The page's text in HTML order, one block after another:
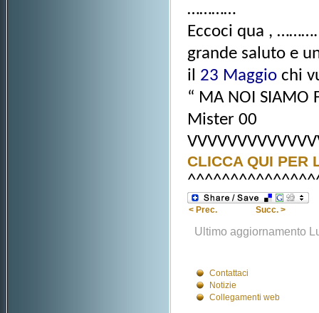
…………
Eccoci qua , ……….
grande saluto e
il 23 Maggio chi
“ MA NOI SIAMO
Mister 00
CLICCA QUI PER
< Prec. Succ. >
Ultimo aggiornamento
Contattaci
Notizie
Collegamenti web